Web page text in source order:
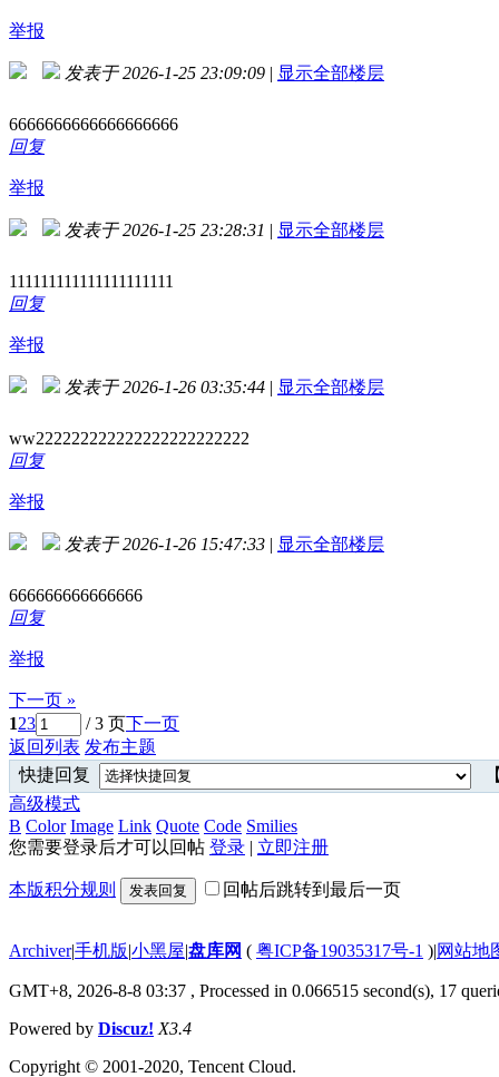
举报
发表于 2026-1-25 23:09:09 | 显示全部楼层
6666666666666666666
回复
举报
发表于 2026-1-25 23:28:31 | 显示全部楼层
111111111111111111111
回复
举报
发表于 2026-1-26 03:35:44 | 显示全部楼层
ww222222222222222222222222
回复
举报
发表于 2026-1-26 15:47:33 | 显示全部楼层
666666666666666
回复
举报
下一页 »
123 / 3 页下一页
返回列表 发布主题
快捷回复
高级模式
B Color Image Link Quote Code Smilies
您需要登录后才可以回帖 登录 | 立即注册
本版积分规则 发表回复 回帖后跳转到最后一页
Archiver|手机版|小黑屋|盘库网 ( 粤ICP备19035317号-1 )|网站地
GMT+8, 2026-8-8 03:37 , Processed in 0.066515 second(s), 17
Powered by Discuz! X3.4
Copyright © 2001-2020, Tencent Cloud.